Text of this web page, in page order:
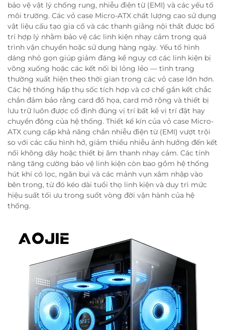
bảo vệ vật lý chống rung, nhiễu điện từ (EMI) và các yếu tố
môi trường. Các vỏ case Micro-ATX chất lượng cao sử dụng
vật liệu cấu tạo gia cố và các thanh giằng nội thất được bố
trí hợp lý nhằm bảo vệ các linh kiện nhạy cảm trong quá
trình vận chuyển hoặc sử dụng hàng ngày. Yếu tố hình
dáng nhỏ gọn giúp giảm đáng kể nguy cơ các linh kiện bị
võng xuống hoặc các kết nối bị lỏng lẻo — tình trạng
thường xuất hiện theo thời gian trong các vỏ case lớn hơn.
Các hệ thống hấp thụ sốc tích hợp và cơ chế gắn kết chắc
chắn đảm bảo rằng card đồ họa, card mở rộng và thiết bị
lưu trữ luôn được cố định đúng vị trí bất kể vị trí đặt hay
chuyển động của hệ thống. Thiết kế kín của vỏ case Micro-
ATX cung cấp khả năng chắn nhiễu điện từ (EMI) vượt trội
so với các cấu hình hở, giảm thiểu nhiễu ảnh hưởng đến kết
nối không dây hoặc thiết bị âm thanh nhạy cảm. Các tính
năng tăng cường bảo vệ linh kiện còn bao gồm hệ thống
hút khí có lọc, ngăn bụi và các mảnh vụn xâm nhập vào
bên trong, từ đó kéo dài tuổi thọ linh kiện và duy trì mức
hiệu suất tối ưu trong suốt vòng đời vận hành của hệ
thống.